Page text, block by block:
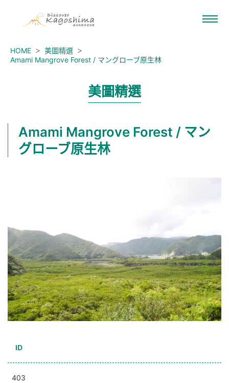
HOME
美圖精選
Amami Mangrove Forest / マングローブ原生林
美圖精選
Amami Mangrove Forest / マン
グローブ原生林
ID
403